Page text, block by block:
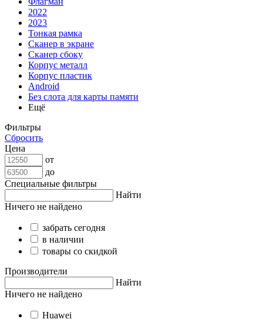
2022
2023
Тонкая рамка
Сканер в экране
Сканер сбоку
Корпус металл
Корпус пластик
Android
Без слота для карты памяти
Ещё
Фильтры
Сбросить
Цена
от
до
Специальные фильтры
Найти
Ничего не найдено
забрать сегодня
в наличии
товары со скидкой
Производители
Найти
Ничего не найдено
Huawei